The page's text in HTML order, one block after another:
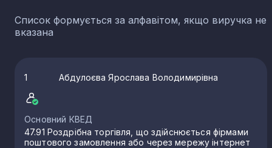
Список формується за алфавітом, якщо виручка не
вказана
1 Абдулоєва Ярослава Володимирівна
Основний КВЕД
47.91 Роздрібна торгівля, що здійснюється фірмами
поштового замовлення або через мережу інтернет